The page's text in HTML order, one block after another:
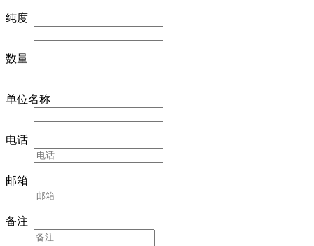
纯度
数量
单位名称
电话
邮箱
备注